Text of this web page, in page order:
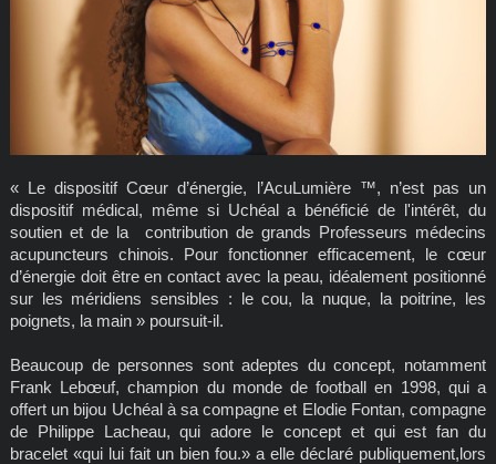
« Le dispositif Cœur d’énergie, l’AcuLumière ™, n’est pas un
dispositif médical, même si Uchéal a bénéficié de l'intérêt, du
soutien et de la contribution de grands Professeurs médecins
acupuncteurs chinois. Pour fonctionner efficacement, le cœur
d’énergie doit être en contact avec la peau, idéalement positionné
sur les méridiens sensibles : le cou, la nuque, la poitrine, les
poignets, la main » poursuit-il.
Beaucoup de personnes sont adeptes du concept, notamment
Frank Lebœuf, champion du monde de football en 1998, qui a
offert un bijou Uchéal à sa compagne et Elodie Fontan, compagne
de Philippe Lacheau, qui adore le concept et qui est fan du
bracelet «qui lui fait un bien fou.» a elle déclaré publiquement,lors